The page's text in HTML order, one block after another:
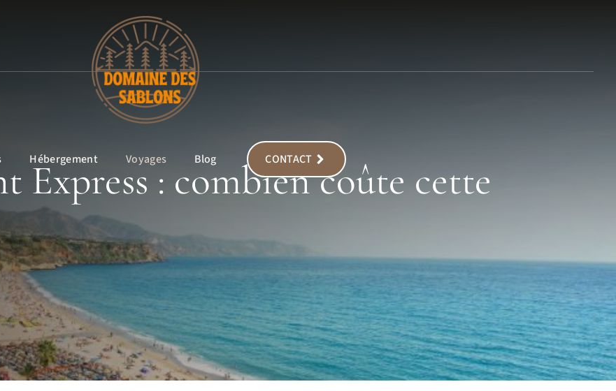
Hébergement Voyages Blog CONTACT
Express : combien coûte cette